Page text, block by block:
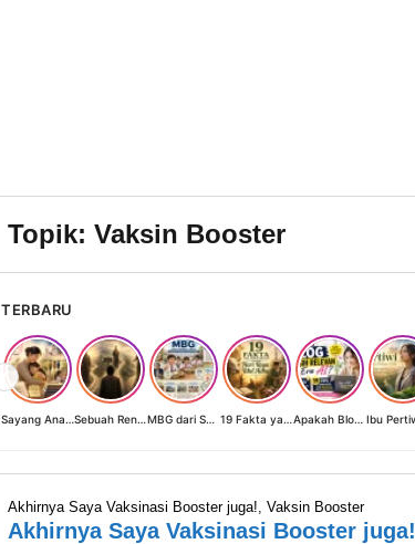
Topik:Vaksin Booster
TERBARU
❮
Sayang Anak, Lindungi dan Bangun Masa Depan: Investasi Terbaik Seorang Perempuan untuk Dunia yang Lebih Baik Sebuah Renungan tentang Cahaya, Penantian, dan Harapan Kebangkitan Peradaban Nusantara MBG dari Sudut Pandang Ibu Rumah Tangga, Guru, dan Akademisi: Investasi Generasi Emas Indonesia 19 Fakta yang Jarang Diketahui tentang Hari Raya Idul Adha Apakah Blog Masih Relevan di Era AI? 19 Fakta & 19 Tips Blogger Bertahan
Akhirnya Saya Vaksinasi Booster juga!,Vaksin Booster
Akhirnya Saya Vaksinasi Booster juga!